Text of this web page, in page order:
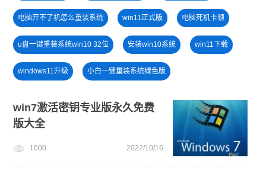
电脑开不了机怎么重装系统 win11正式版 电脑死机卡顿
u盘一键重装系统win10 32位 安装win10系统 win11下载
windows11升级 小白一键重装系统绿色版
一键重装系统备份win11系统
win11系统下载 小白一键重装系统win10教程
win7激活密钥专业版永久免费
版大全
1000 2022/10/16